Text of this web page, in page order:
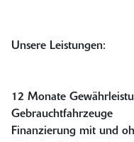
Unsere Leistungen:
12 Monate
Gebrauchtfahrzeuge
Finanzierung mit und